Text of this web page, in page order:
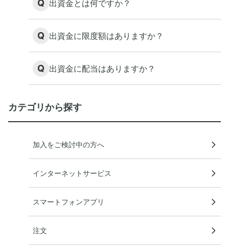
Q 出資金とは何ですか？
Q 出資金に限度額はありますか？
Q 出資金に配当はありますか？
カテゴリから探す
加入をご検討中の方へ
インターネットサービス
スマートフォンアプリ
注文